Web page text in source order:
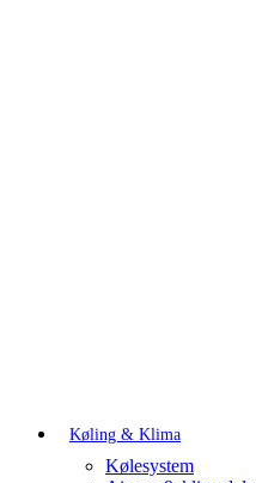
Køling & Klima
Kølesystem